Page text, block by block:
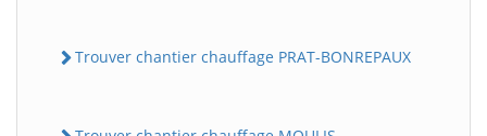
Trouver chantier chauffage PRAT-BONREPAUX